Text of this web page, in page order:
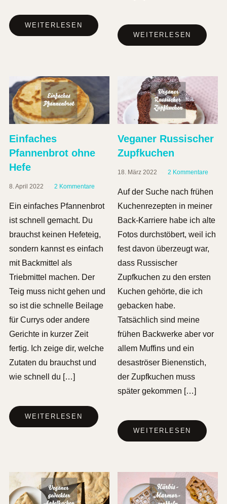
WEITERLESEN
WEITERLESEN
Einfaches
Pfannenbrot ohne
Hefe
8. April 2022 2 Kommentare
Ein einfaches Pfannenbrot
ist schnell gemacht. Du
brauchst keinen Hefeteig,
sondern kannst es einfach
mit Backmittel als
Triebmittel machen. Der
Teig muss nicht gehen und
so ist die schnelle Beilage
für Currys oder andere
Gerichte in kurzer Zeit
fertig. Ich zeige dir, welche
Zutaten du brauchst und
wie schnell du […]
WEITERLESEN
Veganer Russischer
Zupfkuchen
18. März 2022 2 Kommentare
Auf der Suche nach frühen
Kuchenrezepten in meiner
Back-Karriere habe ich alte
Fotos durchstöbert, weil ich
fest davon überzeugt war,
dass Russischer
Zupfkuchen zu den ersten
Kuchen gehörte, die ich
gebacken habe.
Tatsächlich sind meine
frühen Backwerke aber vor
allem Muffins und ein
desaströser Bienenstich,
der Zupfkuchen muss
später gekommen […]
WEITERLESEN